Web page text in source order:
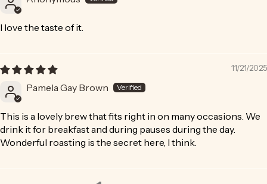
I love the taste of it.
11/21/2025
Pamela Gay Brown
This is a lovely brew that fits right in on many occasions. We
drink it for breakfast and during pauses during the day.
Wonderful roasting is the secret here, I think.